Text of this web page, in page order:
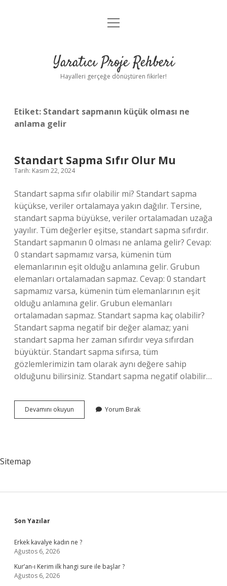
Anasayfa
Yasal Uyarı
menüyü
Yaratıcı Proje Rehberi
Hayalleri gerçeğe dönüştüren fikirler!
Etiket: Standart sapmanın küçük olması ne
anlama gelir
Standart Sapma Sıfır Olur Mu
Tarih: Kasım 22, 2024
Standart sapma sıfır olabilir mi? Standart sapma
küçükse, veriler ortalamaya yakın dağılır. Tersine,
standart sapma büyükse, veriler ortalamadan uzağa
yayılır. Tüm değerler eşitse, standart sapma sıfırdır.
Standart sapmanın 0 olması ne anlama gelir? Cevap:
0 standart sapmamız varsa, kümenin tüm
elemanlarının eşit olduğu anlamına gelir. Grubun
elemanları ortalamadan sapmaz. Cevap: 0 standart
sapmamız varsa, kümenin tüm elemanlarının eşit
olduğu anlamına gelir. Grubun elemanları
ortalamadan sapmaz. Standart sapma kaç olabilir?
Standart sapma negatif bir değer alamaz; yani
standart sapma her zaman sıfırdır veya sıfırdan
büyüktür. Standart sapma sıfırsa, tüm
gözlemlerimizin tam olarak aynı değere sahip
olduğunu bilirsiniz. Standart sapma negatif olabilir…
Devamını okuyun Standart
Sapma
Yorum Bırak
Sitemap
Sidebar
Son Yazılar
Erkek kavalye kadın ne ?
Ağustos 6, 2026
Kur’an-ı Kerim ilk hangi sure ile başlar ?
Ağustos 6, 2026